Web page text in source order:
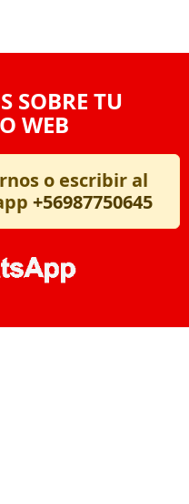
SOBRE TU
WEB
o escribir al
+56987750645